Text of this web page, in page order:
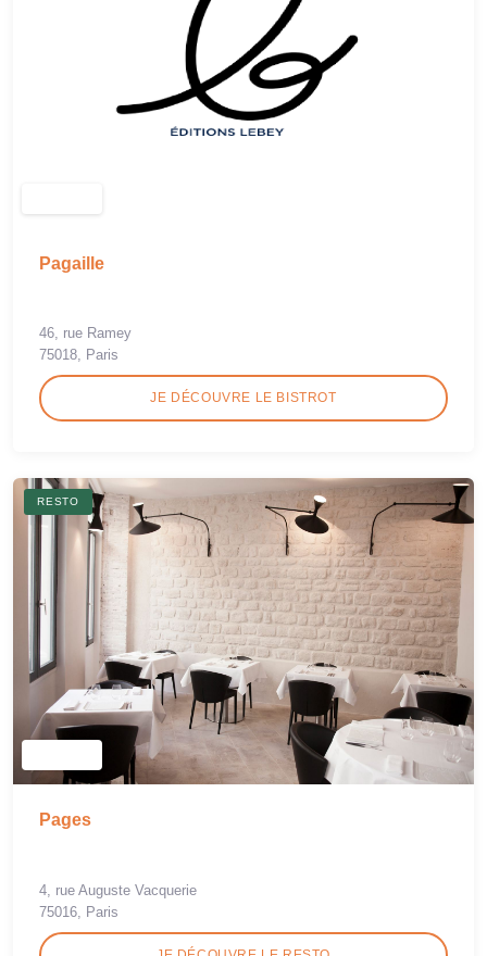
Pagaille
46, rue Ramey
75018, Paris
JE DÉCOUVRE LE BISTROT
RESTO
Pages
4, rue Auguste Vacquerie
75016, Paris